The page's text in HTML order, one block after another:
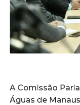
A Comissão
Águas de